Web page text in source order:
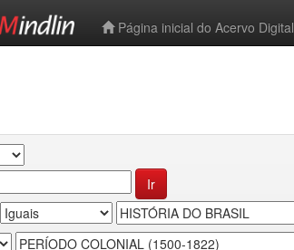
Página inicial do Acervo Digital